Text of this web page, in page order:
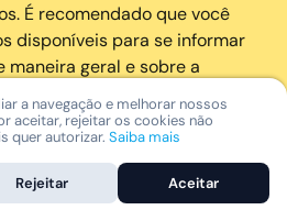
É recomendado que você
disponíveis para se informar
geral e sobre a
portfólio. Questões fiscais ou
realizados através da
pelos próprios clientes. A
fornecem nenhum tipo de
fiscal.
a navegação e melhorar nossos
aceitar, rejeitar os cookies não
quer autorizar. Saiba mais
Rejeitar Aceitar